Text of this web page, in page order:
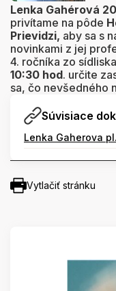
Lenka Gahérová
privítame na pôde
Prievidzi, aby sa s
novinkami z jej
4. ročníka zo
10:30 hod. určite
sa, čo nevšedného
Súvisiace
Lenka Gaherova
Vytlačiť stránku